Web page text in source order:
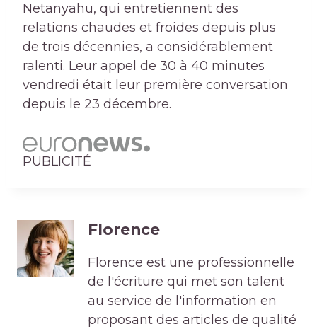
Netanyahu, qui entretiennent des
relations chaudes et froides depuis plus
de trois décennies, a considérablement
ralenti. Leur appel de 30 à 40 minutes
vendredi était leur première conversation
depuis le 23 décembre.
PUBLICITÉ
Florence
Florence est une professionnelle
de l'écriture qui met son talent
au service de l'information en
proposant des articles de qualité